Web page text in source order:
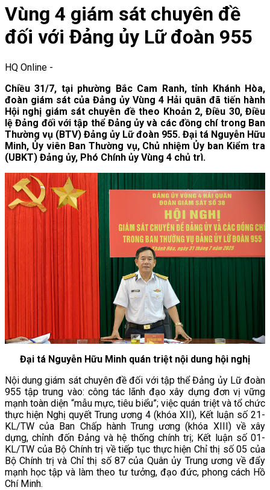
Vùng 4 giám sát chuyên đề
đối với Đảng ủy Lữ đoàn 955
HQ Online -
Chiều 31/7, tại phường Bắc Cam Ranh, tỉnh Khánh Hòa,
đoàn giám sát của Đảng ủy Vùng 4 Hải quân đã tiến hành
Hội nghị giám sát chuyên đề theo Khoản 2, Điều 30, Điều
lệ Đảng đối với tập thể Đảng ủy và các đồng chí trong Ban
Thường vụ (BTV) Đảng ủy Lữ đoàn 955. Đại tá Nguyễn Hữu
Minh, Ủy viên Ban Thường vụ, Chủ nhiệm Ủy ban Kiểm tra
(UBKT) Đảng ủy, Phó Chính ủy Vùng 4 chủ trì.
Đại tá Nguyễn Hữu Minh quán triệt nội dung hội nghị
Nội dung giám sát chuyên đề đối với tập thể Đảng ủy Lữ đoàn
955 tập trung vào: công tác lãnh đạo xây dựng đơn vị vững
mạnh toàn diện “mẫu mực, tiêu biểu”; việc quán triệt và tổ chức
thực hiện Nghị quyết Trung ương 4 (khóa XII), Kết luận số 21-
KL/TW của Ban Chấp hành Trung ương (khóa XIII) về xây
dựng, chỉnh đốn Đảng và hệ thống chính trị; Kết luận số 01-
KL/TW của Bộ Chính trị về tiếp tục thực hiện Chỉ thị số 05 của
Bộ Chính trị và Chỉ thị số 87 của Quân ủy Trung ương về đẩy
mạnh học tập và làm theo tư tưởng, đạo đức, phong cách Hồ
Chí Minh.